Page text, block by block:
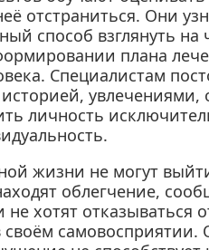
отстраниться. Они
способ взглянуть на
плана
Специалистам
личность
жизни не могут
облегчение,
хотят отказываться
своём